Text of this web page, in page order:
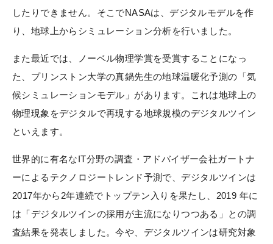
したりできません。そこでNASAは、デジタルモデルを作
り、地球上からシミュレーション分析を行いました。
また最近では、ノーベル物理学賞を受賞することになっ
た、プリンストン大学の真鍋先生の地球温暖化予測の「気
候シミュレーションモデル」があります。これは地球上の
物理現象をデジタルで再現する地球規模のデジタルツイン
といえます。
世界的に有名なIT分野の調査・アドバイザー会社ガートナ
ーによるテクノロジートレンド予測で、デジタルツインは
2017年から2年連続でトップテン入りを果たし、2019 年に
は「デジタルツインの採用が主流になりつつある」との調
査結果を発表しました。今や、デジタルツインは研究対象